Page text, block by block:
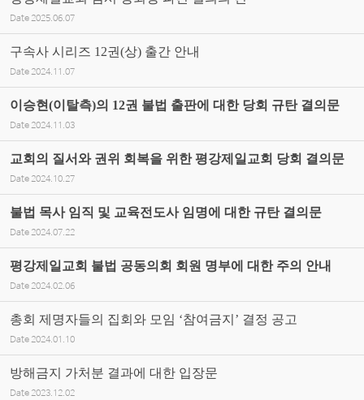
Date 2025.06.07
구속사 시리즈 12권(상) 출간 안내
Date 2024.11.07
이승현(이탈측)의 12권 불법 출판에 대한 당회 규탄 결의문
Date 2024.11.03
교회의 질서와 권위 회복을 위한 평강제일교회 당회 결의문
Date 2024.10.27
불법 목사 임직 및 교육전도사 임명에 대한 규탄 결의문
Date 2024.07.22
평강제일교회 불법 공동의회 회원 명부에 대한 주의 안내
Date 2024.02.06
총회 제명자들의 집회와 모임 ‘참여금지’ 결정 공고
Date 2024.01.10
방해금지 가처분 결과에 대한 입장문
Date 2023.12.02